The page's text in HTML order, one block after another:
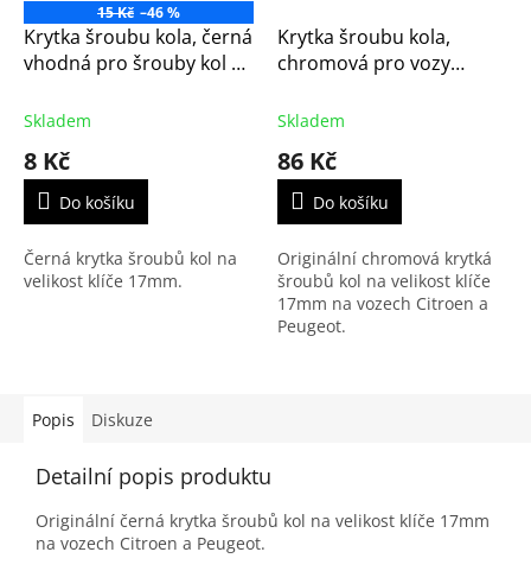
15 Kč –46 %
Krytka šroubu kola, černá
vhodná pro šrouby kol 17
Skladem
8 Kč
Do košíku
Černá krytka šroubů kol na
velikost klíče 17mm.
Krytka šroubu kola,
chromová pro vozy
originál (1611818780)
Skladem
86 Kč
Do košíku
Originální chromová krytká
šroubů kol na velikost klíče
17mm na vozech Citroen a
Peugeot.
Popis Diskuze
Detailní popis produktu
Originální černá krytka šroubů kol na velikost klíče 17mm
na vozech Citroen a Peugeot.